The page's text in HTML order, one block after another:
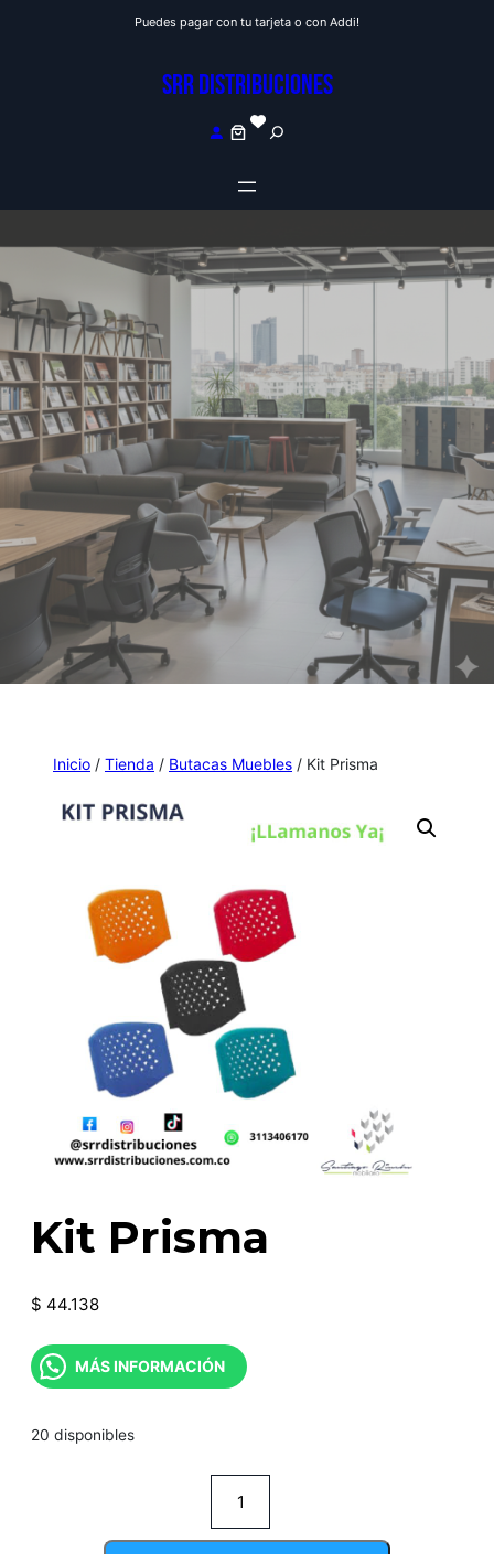
Puedes pagar con tu tarjeta o con Addi!
SRR DISTRIBUCIONES
S
e
h
Inicio / Tienda / Butacas Muebles / Kit Prisma
Kit Prisma
$ 44.138
MÁS INFORMACIÓN
20 disponibles
Prisma
cantidad